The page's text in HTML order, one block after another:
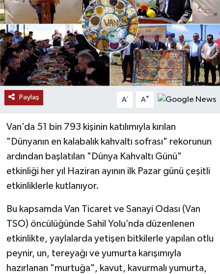
Paylaş A- A+
Van’da 51 bin 793 kişinin katılımıyla kırılan
"Dünyanın en kalabalık kahvaltı sofrası" rekorunun
ardından başlatılan "Dünya Kahvaltı Günü"
etkinliği her yıl Haziran ayının ilk Pazar günü çeşitli
etkinliklerle kutlanıyor.
Bu kapsamda Van Ticaret ve Sanayi Odası (Van
TSO) öncülüğünde Sahil Yolu’nda düzenlenen
etkinlikte, yaylalarda yetişen bitkilerle yapılan otlu
peynir, un, tereyağı ve yumurta karışımıyla
hazırlanan "murtuğa", kavut, kavurmalı yumurta,